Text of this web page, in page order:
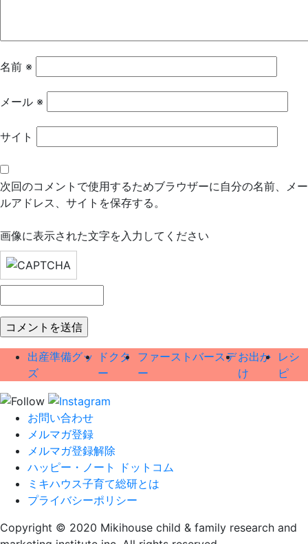
ン
名前 ※
メール ※
サイト
次回のコメントで使用するためブラウザーに自分の名前、メー
ルアドレス、サイトを保存する。
画像に表示された文字を入力してください
出産準備グッ
ズ
ドクタ
ー
ファーストバースデ
ー
お出か
け
レシ
ピ
お問い合わせ
メルマガ登録
メルマガ登録解除
ハッピー・ノート ドットコム
ミキハウス子育て総研とは
プライバシーポリシー
Copyright © 2020 Mikihouse child & family research and